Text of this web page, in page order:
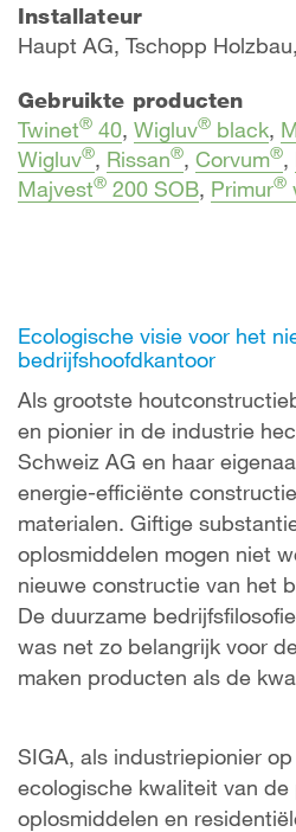
Installateur
Haupt AG, Tschopp
Gebruikte producten
Twinet® 40, Wigluv® black,
Wigluv®, Rissan®, Corvum®,
Majvest® 200 SOB, Primur®
Ecologische visie voor het
bedrijfshoofdkantoor
Als grootste
en pionier in de industrie
Schweiz AG en haar
energie-efficiënte
materialen. Giftige
oplosmiddelen mogen niet
nieuwe constructie van het
De duurzame
was net zo belangrijk voor
maken producten als de
SIGA, als industriepionier
ecologische kwaliteit van
oplosmiddelen en